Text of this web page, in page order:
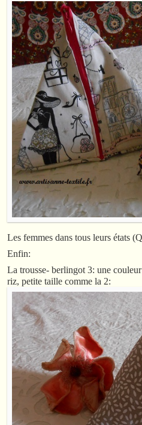
Les femmes dans tous leurs états
Enfin:
La trousse- berlingot 3: une
riz, petite taille comme la 2: